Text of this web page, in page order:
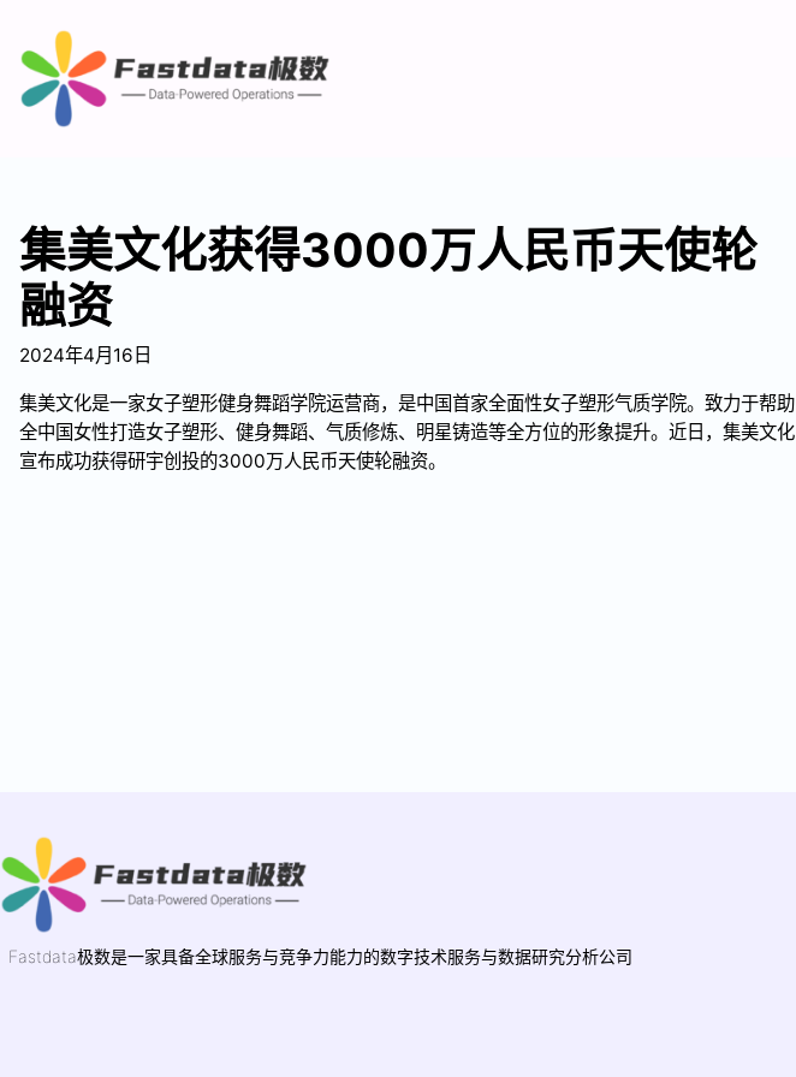
集美文化获得3000万人民币天使轮
融资
2024年4月16日
集美文化是一家女子塑形健身舞蹈学院运营商，是中国首家全面性女子塑形气质学院。致力于帮助
全中国女性打造女子塑形、健身舞蹈、气质修炼、明星铸造等全方位的形象提升。近日，集美文化
宣布成功获得研宇创投的3000万人民币天使轮融资。
Fastdata极数是一家具备全球服务与竞争力能力的数字技术服务与数据研究分析公司